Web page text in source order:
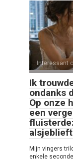
Interessant
Ik
ondanks
Op onze
een
Mijn vingers
enkele